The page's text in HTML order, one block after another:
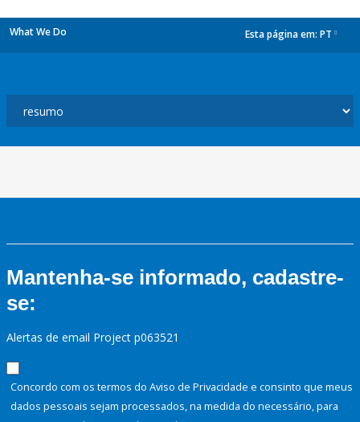
What We Do Esta página em: PT
Mantenha-se informado, cadastre-
se:
Alertas de email Project p063521
Concordo com os termos do Aviso de Privacidade e consinto que meus
dados pessoais sejam processados, na medida do necessário, para